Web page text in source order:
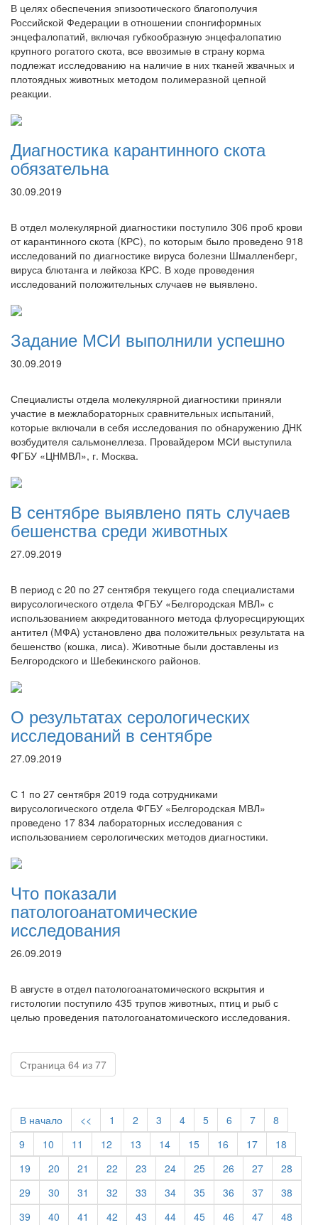
В целях обеспечения эпизоотического благополучия
Российской Федерации в отношении спонгиформных
энцефалопатий, включая губкообразную энцефалопатию
крупного рогатого скота, все ввозимые в страну корма
подлежат исследованию на наличие в них тканей жвачных и
плотоядных животных методом полимеразной цепной
реакции.
Диагностика карантинного скота
обязательна
30.09.2019
В отдел молекулярной диагностики поступило 306 проб крови
от карантинного скота (КРС), по которым было проведено 918
исследований по диагностике вируса болезни Шмалленберг,
вируса блютанга и лейкоза КРС. В ходе проведения
исследований положительных случаев не выявлено.
Задание МСИ выполнили успешно
30.09.2019
Специалисты отдела молекулярной диагностики приняли
участие в межлабораторных сравнительных испытаний,
которые включали в себя исследования по обнаружению ДНК
возбудителя сальмонеллеза. Провайдером МСИ выступила
ФГБУ «ЦНМВЛ», г. Москва.
В сентябре выявлено пять случаев
бешенства среди животных
27.09.2019
В период с 20 по 27 сентября текущего года специалистами
вирусологического отдела ФГБУ «Белгородская МВЛ» с
использованием аккредитованного метода флуоресцирующих
антител (МФА) установлено два положительных результата на
бешенство (кошка, лиса). Животные были доставлены из
Белгородского и Шебекинского районов.
О результатах серологических
исследований в сентябре
27.09.2019
С 1 по 27 сентября 2019 года сотрудниками
вирусологического отдела ФГБУ «Белгородская МВЛ»
проведено 17 834 лабораторных исследования с
использованием серологических методов диагностики.
Что показали
патологоанатомические
исследования
26.09.2019
В августе в отдел патологоанатомического вскрытия и
гистологии поступило 435 трупов животных, птиц и рыб с
целью проведения патологоанатомического исследования.
Страница 64 из 77
В начало << 1 2 3 4 5 6 7
8
9
10 11 12 13 14 15 16 17
18
19
20 21 22 23 24 25 26 27
28
29
30 31 32 33 34 35 36 37
38
39
40 41 42 43 44 45 46 47 48